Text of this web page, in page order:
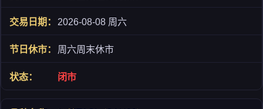
2026-08-08 周六
周六周末休市
闭市